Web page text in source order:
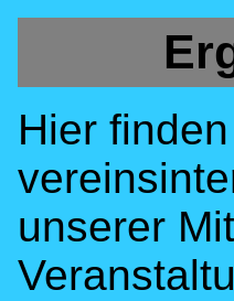
Hier
unserer